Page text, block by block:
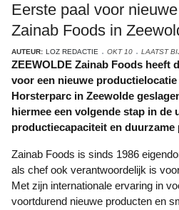
Eerste paal voor
Zainab Foods in
AUTEUR: LOZ REDACTIE OKT 10 LAATST
ZEEWOLDE Zainab Foods heeft donderdag de eerste paal
voor een nieuwe
Horsterparc in Zeewolde
hiermee een volgende stap in de
productiecapaciteit en duurzame
Zainab Foods is sinds 1986 eigendom van Nasr Joemman, die
als chef ook verantwoordelijk is
Met zijn internationale ervaring in
voortdurend nieuwe producten en